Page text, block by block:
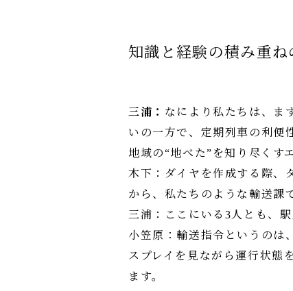
知識と経験の積み重
三浦： なにより私たちは、ま
いの一方で、定期列車の利便
地域の“地べた”を知り尽くす
木下：ダイヤを作成する際、
から、私たちのような輸送課
三浦：ここにいる3人とも、
小笠原：輸送指令というのは
スプレイを見ながら運行状態
ます。